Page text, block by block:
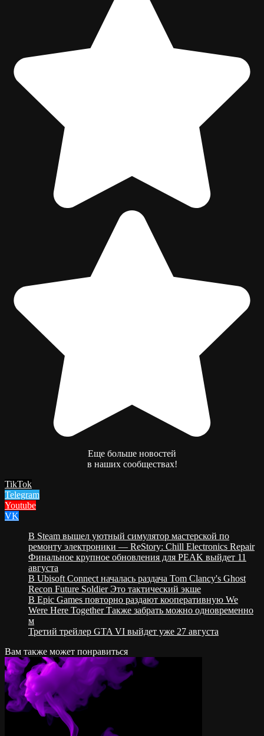
Еще больше новостей
в наших сообществах!
TikTok
Telegram
Youtube
VK
В Steam вышел уютный симулятор мастерской по
ремонту электроники — ReStory: Chill Electronics Repair
Финальное крупное обновления для PEAK выйдет 11
августа
В Ubisoft Connect началась раздача Tom Clancy's Ghost
Recon Future Soldier Это тактический экше
В Epic Games повторно раздают кооперативную We
Were Here Together Также забрать можно одновременно
м
Третий трейлер GTA VI выйдет уже 27 августа
Вам также может понравиться